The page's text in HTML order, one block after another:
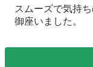
スムーズで気持
御座いました。